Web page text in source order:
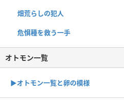
畑荒らしの犯人
危惧種を救う一手
オトモン一覧
▶︎オトモン一覧と卵の模様